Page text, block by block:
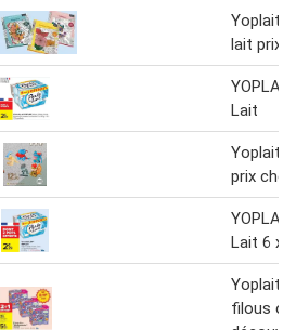
Yoplait -
lait prix
Lait
Yoplait -
prix choc
Lait 6 x
Yoplait
filous